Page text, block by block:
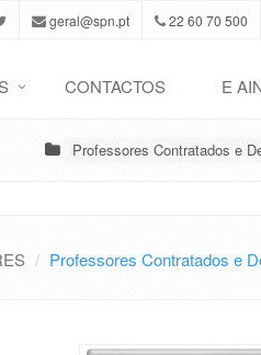
geral@spn.pt 22 60 70 500
CONTACTOS E
Professores Contratados e
Professores Contratados e